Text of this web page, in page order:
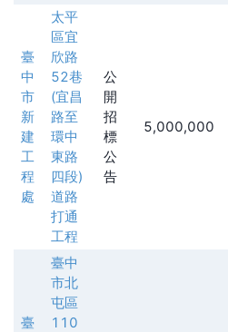
臺
中
市
新
建
工
程
處
太平
區宜
欣路
52巷
(宜昌
路至
環中
東路
四段)
道路
打通
工程
公
開
招
標
公
告
5,000,000
臺
臺中
市北
屯區
110